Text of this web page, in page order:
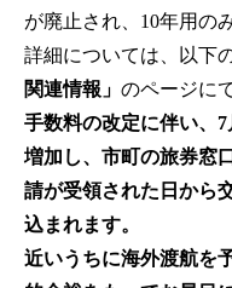
が廃止され、10年用の
詳細については、以下
関連情報」 のページに
手数料の改定に伴い、
増加し、市町の旅券窓
請が受領された日から
込まれます。
近いうちに海外渡航を